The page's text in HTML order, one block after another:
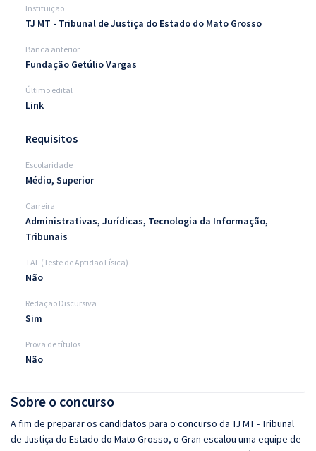
Blog
Sobre o concurso
A fim de preparar os candidatos para o concurso da TJ MT - Tribunal
de Justiça do Estado do Mato Grosso, o Gran escalou uma equipe de
Instituição
TJ MT - Tribunal de Justiça do Estado do Mato Grosso
Banca anterior
Fundação Getúlio Vargas
Último edital
Link
Requisitos
Escolaridade
Médio, Superior
Carreira
Administrativas, Jurídicas, Tecnologia da Informação,
Tribunais
TAF (Teste de Aptidão Física)
Não
Redação Discursiva
Sim
Prova de títulos
Não